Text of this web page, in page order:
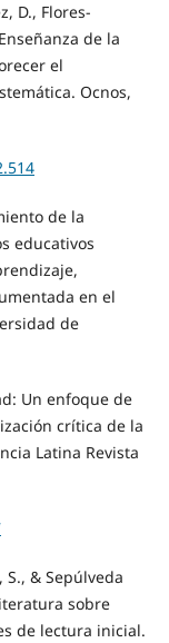
D., Flores-
de la
el
Ocnos,
de la
educativos
en el
de
Un enfoque de
crítica de la
Latina Revista
S., & Sepúlveda
sobre
de lectura inicial.